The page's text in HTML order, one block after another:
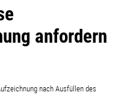
anfordern
nach Ausfüllen des